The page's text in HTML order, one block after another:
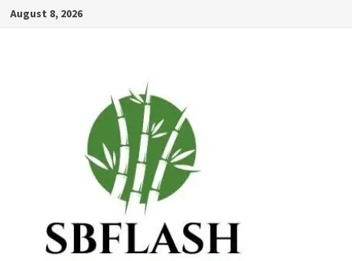
SkipAugust 8, 2026